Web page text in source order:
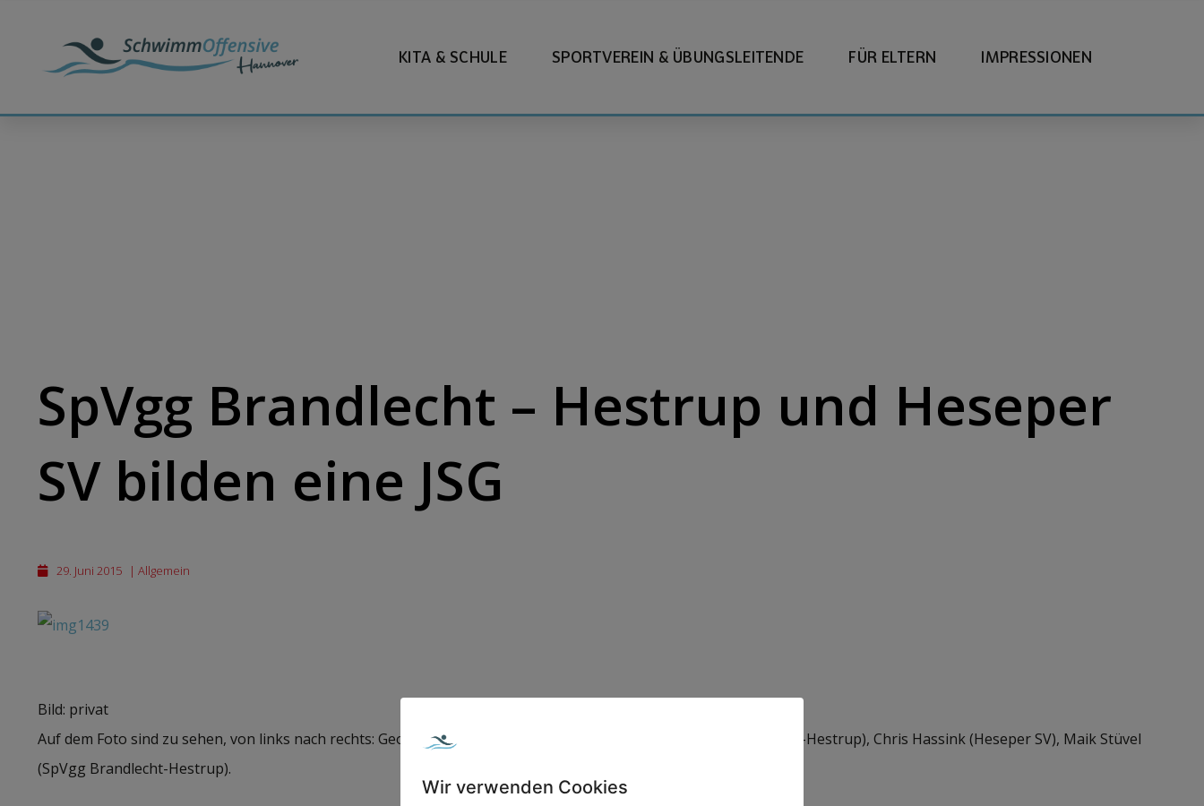
KITA & SCHULE SPORTVEREIN & ÜBUNGSLEITENDE FÜR ELTERN IMPRESSIONEN
SpVgg Brandlecht – Hestrup und Heseper
SV bilden eine JSG
29. Juni 2015 | Allgemein
Bild: privat
Auf dem Foto sind zu sehen, von links nach rechts: Georg Alferink (Heseper SV) , Heiner Kovert (SpVgg Brandlecht-Hestrup), Chris Hassink (Heseper SV), Maik Stüvel
(SpVgg Brandlecht-Hestrup).
Wir verwenden Cookies